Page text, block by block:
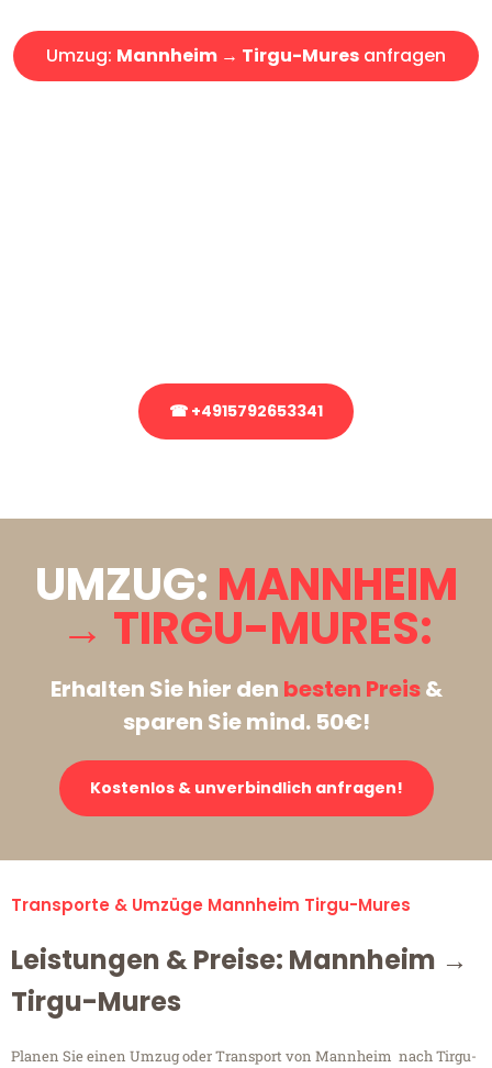
Umzug: Mannheim → Tirgu-Mures anfragen
☎ +4915792653341
UMZUG: MANNHEIM
→ TIRGU-MURES:
Erhalten Sie hier den besten Preis&
sparen Sie mind. 50€!
Kostenlos & unverbindlich anfragen!
Transporte & Umzüge Mannheim Tirgu-Mures
Leistungen & Preise: Mannheim →
Tirgu-Mures
Planen Sie einen Umzug oder Transport von Mannheim nach Tirgu-